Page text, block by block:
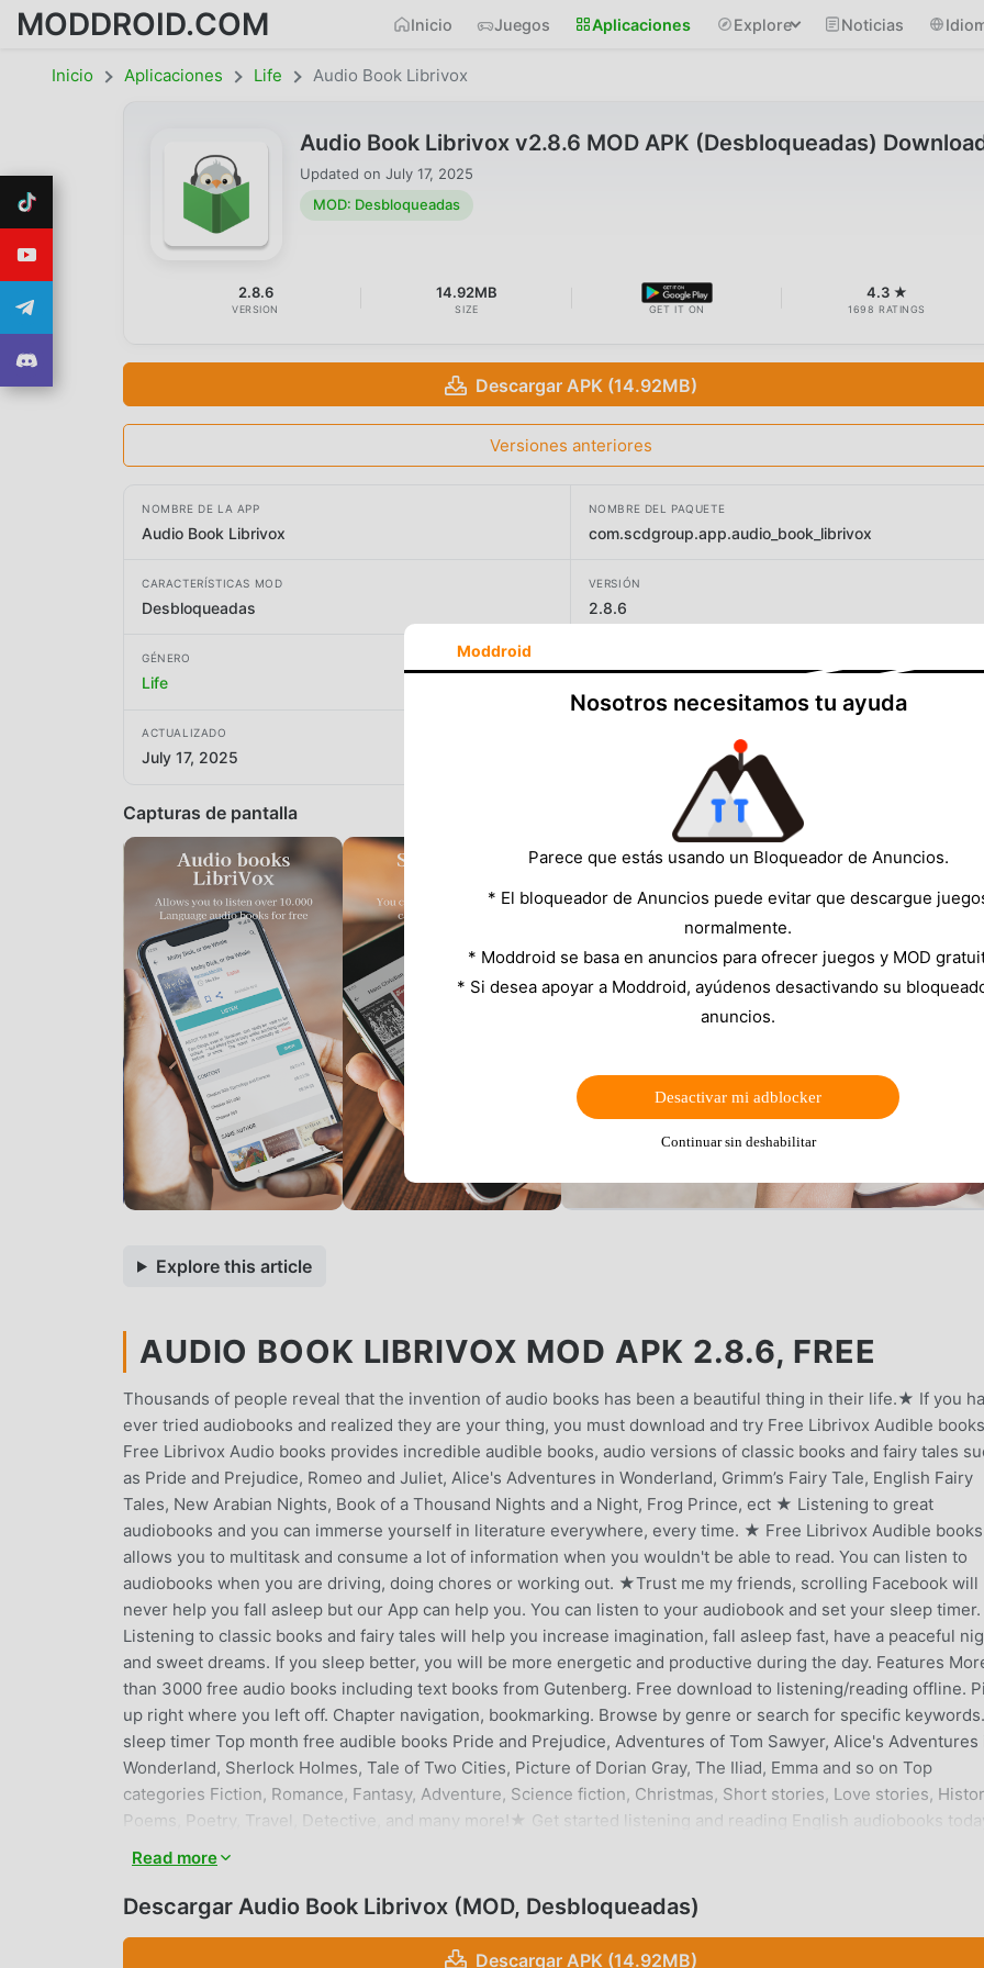
MODDROID.COM Inicio Juegos Aplicaciones Explore Noticias
Inicio Aplicaciones Life Audio Book Librivox
Audio Book Librivox v2.8.6 MOD APK (Desbloqueadas)
Updated on July 17, 2025
MOD: Desbloqueadas
2.8.6
VERSION
14.92MB
SIZE GET IT ON
4.3 ★
1698 RATINGS
Descargar APK (14.92MB)
Versiones anteriores
NOMBRE DE LA APP
Audio Book Librivox
NOMBRE DEL PAQUETE
com.scdgroup.app.audio_book_librivox
CARACTERÍSTICAS MOD
Desbloqueadas
VERSIÓN
2.8.6
GÉNERO
Life
ACTUALIZADO
July 17, 2025
Capturas de pantalla
Explore this article
AUDIO BOOK LIBRIVOX MOD APK 2.8.6, FREE
Thousands of people reveal that the invention of audio books has been a beautiful thing in their life.★ If you
ever tried audiobooks and realized they are your thing, you must download and try Free Librivox Audible
Free Librivox Audio books provides incredible audible books, audio versions of classic books and fairy tales
as Pride and Prejudice, Romeo and Juliet, Alice's Adventures in Wonderland, Grimm’s Fairy Tale, English Fairy
Tales, New Arabian Nights, Book of a Thousand Nights and a Night, Frog Prince, ect ★ Listening to great
audiobooks and you can immerse yourself in literature everywhere, every time. ★ Free Librivox Audible
allows you to multitask and consume a lot of information when you wouldn't be able to read. You can listen to
audiobooks when you are driving, doing chores or working out. ★Trust me my friends, scrolling Facebook will
never help you fall asleep but our App can help you. You can listen to your audiobook and set your sleep timer.
Listening to classic books and fairy tales will help you increase imagination, fall asleep fast, have a peaceful
and sweet dreams. If you sleep better, you will be more energetic and productive during the day. Features
than 3000 free audio books including text books from Gutenberg. Free download to listening/reading offline.
up right where you left off. Chapter navigation, bookmarking. Browse by genre or search for specific
sleep timer Top month free audible books Pride and Prejudice, Adventures of Tom Sawyer, Alice's Adventures
Wonderland, Sherlock Holmes, Tale of Two Cities, Picture of Dorian Gray, The Iliad, Emma and so on Top
categories Fiction, Romance, Fantasy, Adventure, Science fiction, Christmas, Short stories, Love stories,
Poems, Poetry, Travel, Detective, and many more!★ Get started listening and reading English audiobooks
amazing work.
AUDIO BOOK LIBRIVOXINTRODUCCIÓN
Read more
Descargar Audio Book Librivox (MOD, Desbloqueadas)
Descargar APK (14.92MB)
Moddroid
Nosotros necesitamos tu ayuda
Parece que estás usando un Bloqueador de Anuncios.
* El bloqueador de Anuncios puede evitar que descargue
normalmente.
* Moddroid se basa en anuncios para ofrecer juegos y MOD
* Si desea apoyar a Moddroid, ayúdenos desactivando su
anuncios.
Desactivar mi adblocker
Continuar sin deshabilitar